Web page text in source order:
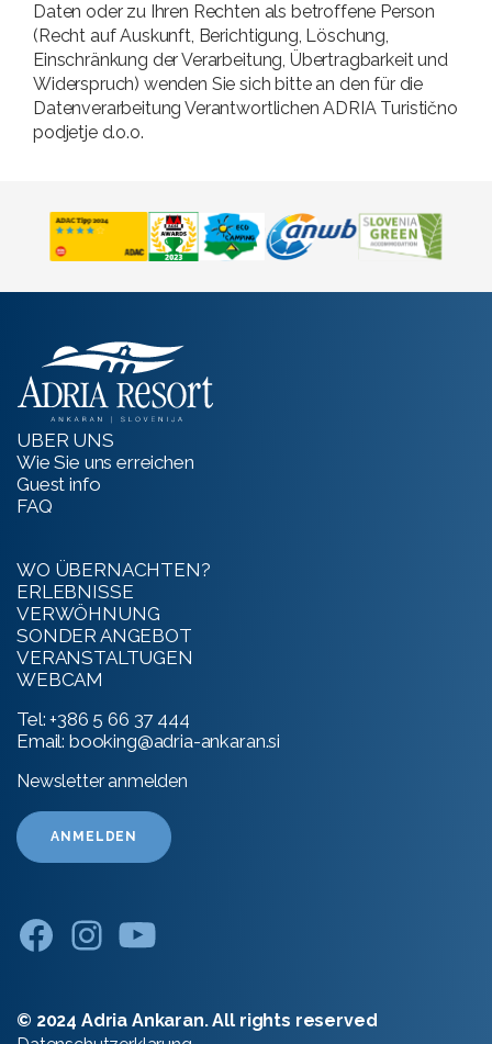
Daten oder zu Ihren Rechten als betroffene Person
(Recht auf Auskunft, Berichtigung, Löschung,
Einschränkung der Verarbeitung, Übertragbarkeit und
Widerspruch) wenden Sie sich bitte an den für die
Datenverarbeitung Verantwortlichen ADRIA Turistično
podjetje d.o.o.
UBER UNS
Wie Sie uns erreichen
Guest info
FAQ
WO ÜBERNACHTEN?
ERLEBNISSE
VERWÖHNUNG
SONDER ANGEBOT
VERANSTALTUGEN
WEBCAM
Tel:+386 5 66 37 444
Email: booking@adria-ankaran.si
Newsletter anmelden
ANMELDEN
© 2024 Adria Ankaran. All rights reserved